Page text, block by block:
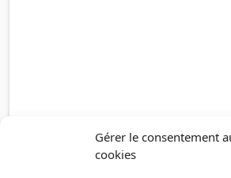
Gérer le consentement
cookies